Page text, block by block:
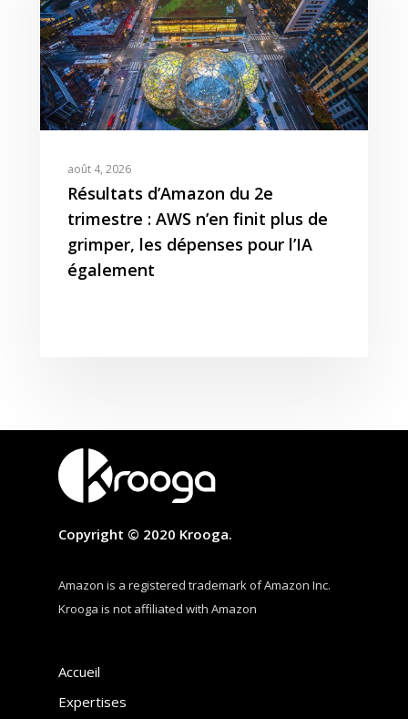
août 4, 2026
Résultats d’Amazon du 2e
trimestre : AWS n’en finit plus de
grimper, les dépenses pour l’IA
également
Copyright © 2020 Krooga.
Amazon is a registered trademark of Amazon Inc.
Krooga is not affiliated with Amazon
Accueil
Expertises